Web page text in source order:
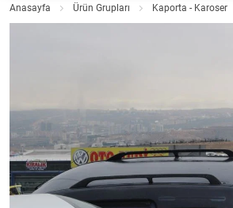
Anasayfa Ürün Grupları Kaporta - Karoser